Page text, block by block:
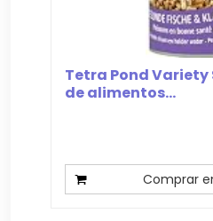
Tetra Pond Variety
de alimentos...
Comprar